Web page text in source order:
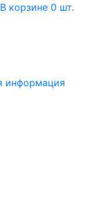
В корзине 0 шт.
информация